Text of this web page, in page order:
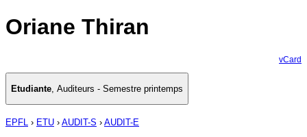
Oriane Thiran
vCard
Etudiante, Auditeurs - Semestre printemps
EPFL › ETU › AUDIT-S › AUDIT-E